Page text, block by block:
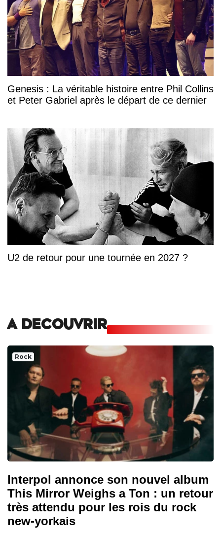
Genesis : La véritable histoire entre Phil Collins
et Peter Gabriel après le départ de ce dernier
U2 de retour pour une tournée en 2027 ?
A DECOUVRIR
Rock
Interpol annonce son nouvel album
This Mirror Weighs a Ton : un retour
très attendu pour les rois du rock
new-yorkais